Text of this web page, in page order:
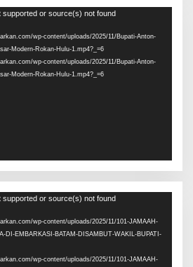
or source(s) not found
wp-content/uploads/2025/11/Bupati-Anton-
Modern-Rokan-Hulu-1.mp4?_=6
wp-content/uploads/2025/11/Bupati-Anton-
Modern-Rokan-Hulu-1.mp4?_=6
supported or source(s) not found
wp-content/uploads/2025/11/101-JAMAAH-
DI-EMBARKASI-BATAM-DISAMBUT-WAKIL-BUPATI-
wp-content/uploads/2025/11/101-JAMAAH-